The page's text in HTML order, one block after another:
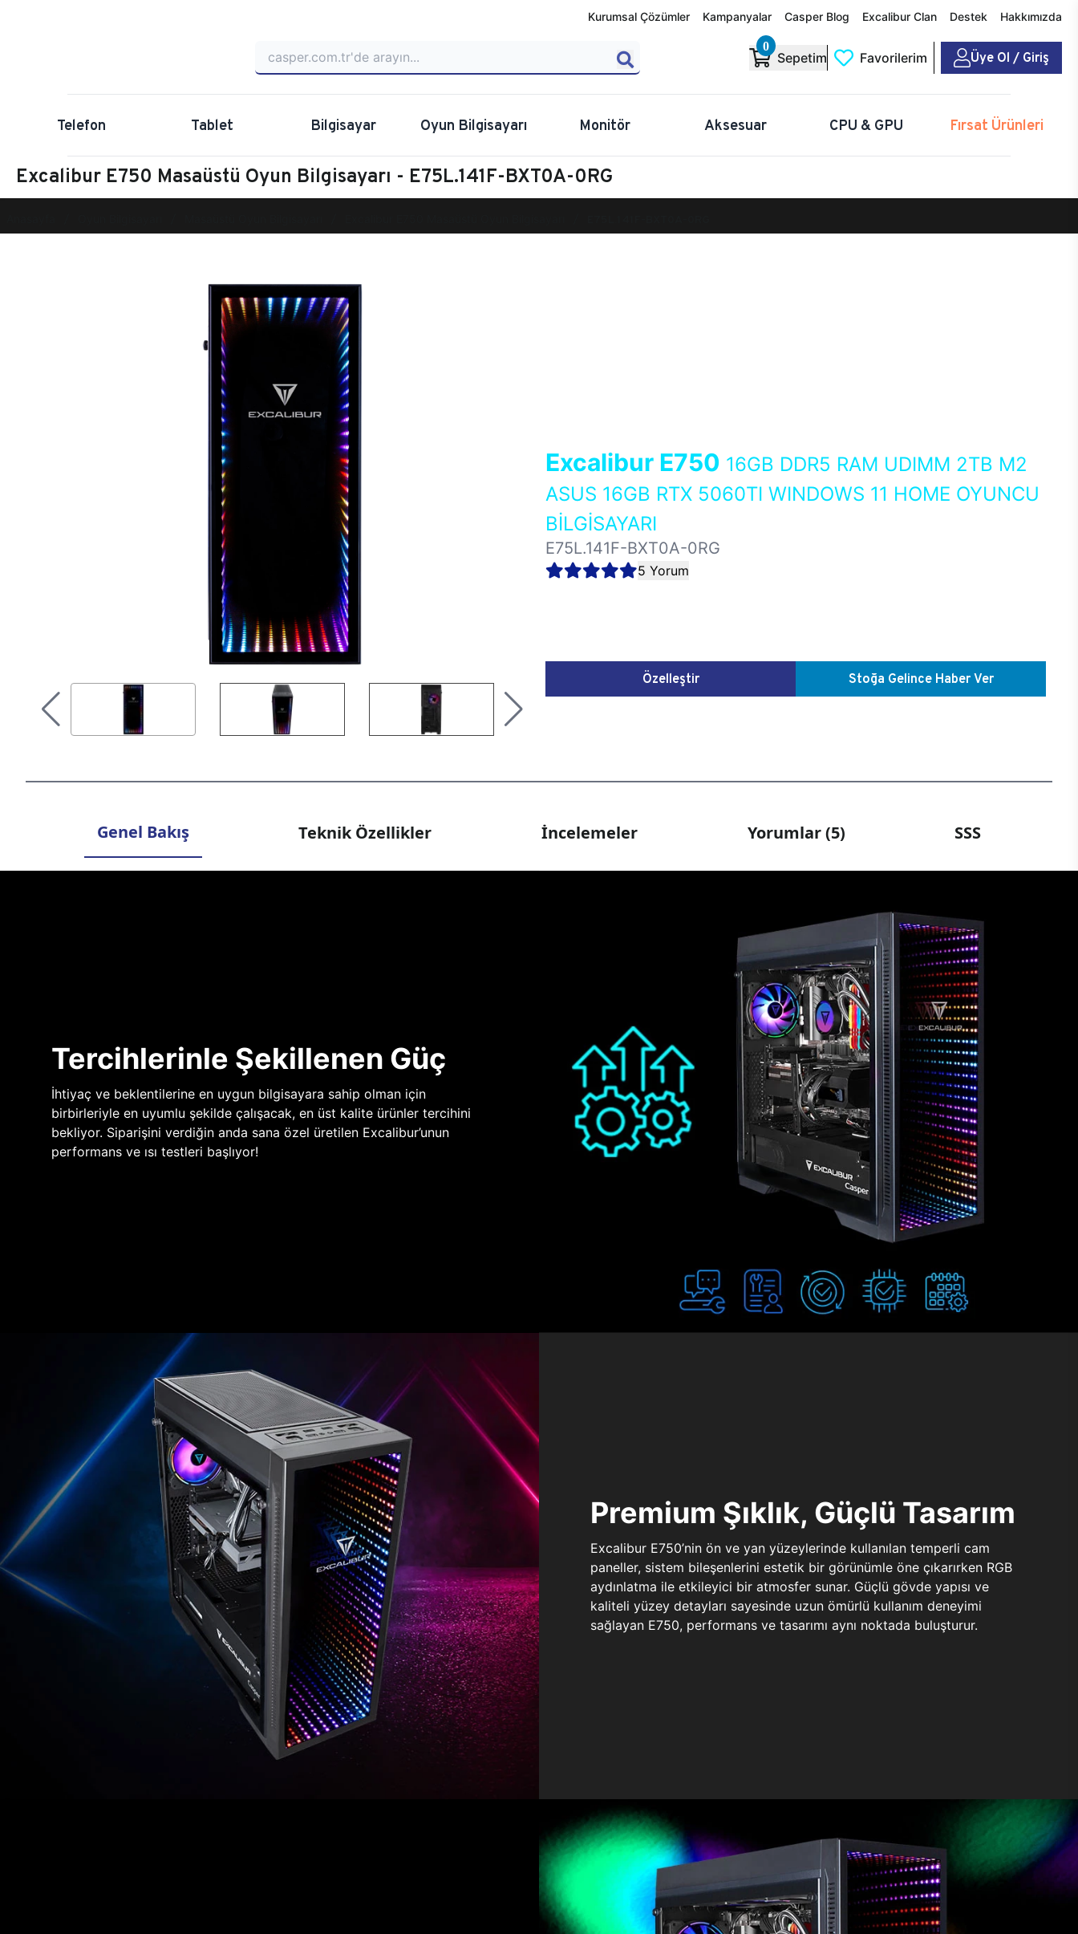
Kurumsal Çözümler Kampanyalar Casper Blog Excalibur Clan Destek Hakkımızda
0
Sepetim Favorilerim Üye Ol / Giriş
Telefon Tablet Bilgisayar Oyun Bilgisayarı Monitör Aksesuar CPU & GPU Fırsat Ürünleri
Excalibur E750 Masaüstü Oyun Bilgisayarı - E75L.141F-BXT0A-0RG
Excalibur E750 16GB DDR5 RAM UDIMM 2TB M2
ASUS 16GB RTX 5060TI WINDOWS 11 HOME OYUNCU
BİLGİSAYARI
E75L.141F-BXT0A-0RG
5 Yorum
Özelleştir Stoğa Gelince Haber Ver
Genel Bakış Teknik Özellikler İncelemeler Yorumlar (5) SSS
Tercihlerinle Şekillenen Güç
İhtiyaç ve beklentilerine en uygun bilgisayara sahip olman için
birbirleriyle en uyumlu şekilde çalışacak, en üst kalite ürünler tercihini
bekliyor. Siparişini verdiğin anda sana özel üretilen Excalibur’unun
performans ve ısı testleri başlıyor!
Premium Şıklık, Güçlü Tasarım
Excalibur E750’nin ön ve yan yüzeylerinde kullanılan temperli cam
paneller, sistem bileşenlerini estetik bir görünümle öne çıkarırken RGB
aydınlatma ile etkileyici bir atmosfer sunar. Güçlü gövde yapısı ve
kaliteli yüzey detayları sayesinde uzun ömürlü kullanım deneyimi
sağlayan E750, performans ve tasarımı aynı noktada buluşturur.